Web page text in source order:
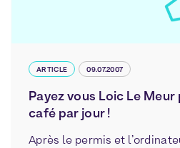
ARTICLE 09.07.2007
Payez vous Loic Le Meur
café par jour !
Après le permis et